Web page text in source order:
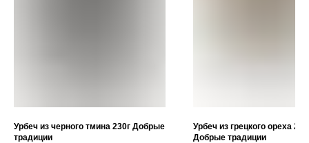
Урбеч из черного тмина 230г Добрые
традиции
Урбеч из грецкого ореха
Добрые традиции